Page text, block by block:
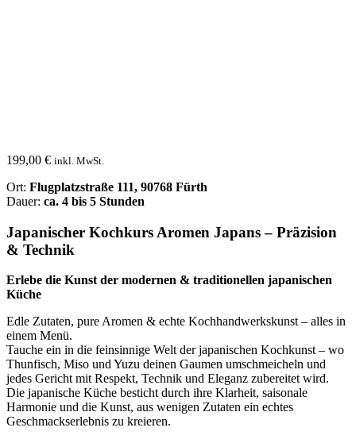
199,00 € inkl. MwSt.
Ort: Flugplatzstraße 111, 90768 Fürth
Dauer: ca. 4 bis 5 Stunden
Japanischer Kochkurs Aromen Japans – Präzision
& Technik
Erlebe die Kunst der modernen & traditionellen japanischen
Küche
Edle Zutaten, pure Aromen & echte Kochhandwerkskunst – alles in
einem Menü.
Tauche ein in die feinsinnige Welt der japanischen Kochkunst – wo
Thunfisch, Miso und Yuzu deinen Gaumen umschmeicheln und
jedes Gericht mit Respekt, Technik und Eleganz zubereitet wird.
Die japanische Küche besticht durch ihre Klarheit, saisonale
Harmonie und die Kunst, aus wenigen Zutaten ein echtes
Geschmackserlebnis zu kreieren.